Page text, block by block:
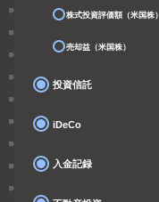
株式投資評価額（米国株）
売却益（米国株）
投資信託
iDeCo
入金記録